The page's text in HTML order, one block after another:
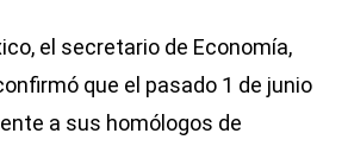
el secretario de Economía,
que el pasado 1 de junio
a sus homólogos de